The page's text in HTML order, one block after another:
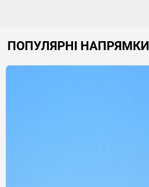
ПОПУЛЯРНІ НАПРЯМКИ